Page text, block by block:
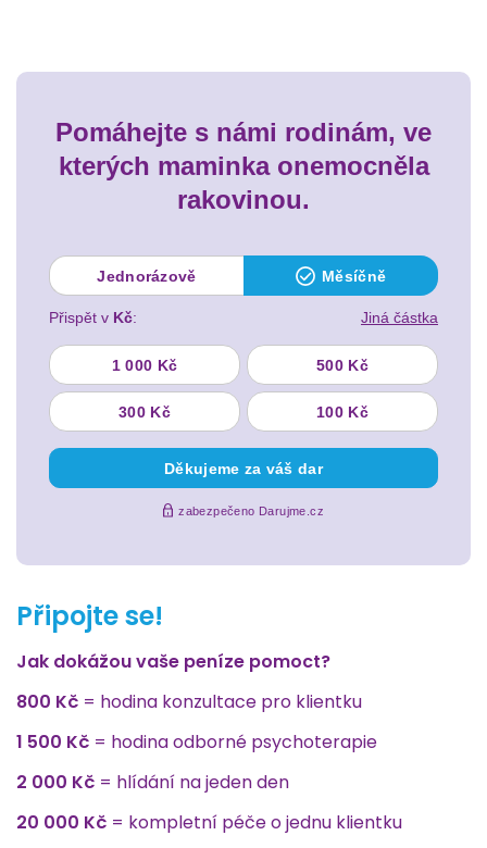
Připojte se!
Jak dokážou vaše peníze pomoct?
800 Kč = hodina konzultace pro klientku
1 500 Kč = hodina odborné psychoterapie
2 000 Kč = hlídání na jeden den
20 000 Kč = kompletní péče o jednu klientku